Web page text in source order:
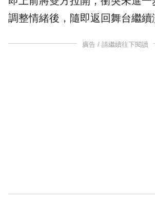
調整情緒後，隨即返回舞台繼續
廣告 / 請繼續往下閱讀